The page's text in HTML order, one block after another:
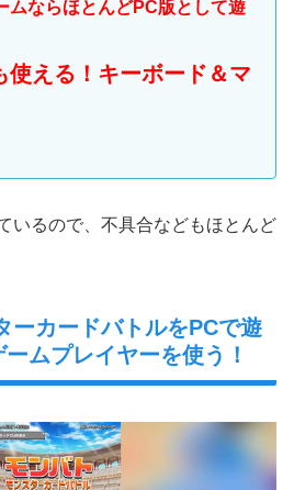
ムならほとんどPC版として遊
使える！キーボード＆マ
いるので、不具合などもほとんど
ーカードバトルをPCで遊
ムプレイヤーを使う！